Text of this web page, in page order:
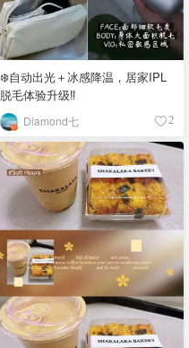
❄️自动出光＋冰感降温，居家IPL
脱毛体验升级‼️
Diamond七 2